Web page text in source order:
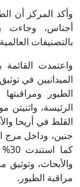
بالتصنيفات
الطيور
الرئيسة، واثنيتن
القلط في أريحا
جنين، وداخل
والأبحاث،
مراقبة الطيور.